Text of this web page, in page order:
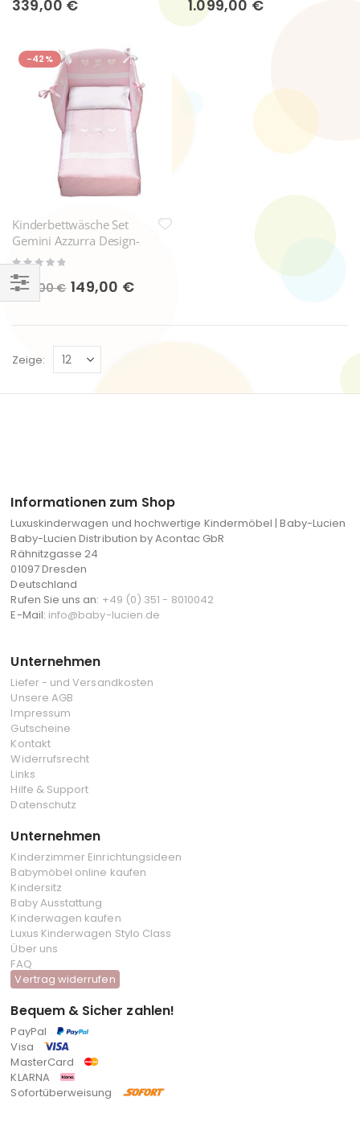
339,00 € 1.099,00 €
-42%
Kinderbettwäsche Set
Gemini Azzurra Design-
Pink
Rating:
0%
256,00 € Sonderpreis
149,00 €
Zeige
Einkaufsoptionen
Informationen zum Shop
Luxuskinderwagen und hochwertige Kindermöbel | Baby-Lucien
Baby-Lucien Distribution by Acontac GbR
Rähnitzgasse 24
01097 Dresden
Deutschland
Rufen Sie uns an: +49 (0) 351 - 8010042
E-Mail: info@baby-lucien.de
Unternehmen
Liefer - und Versandkosten
Unsere AGB
Impressum
Gutscheine
Kontakt
Widerrufsrecht
Links
Hilfe & Support
Datenschutz
Unternehmen
Kinderzimmer Einrichtungsideen
Babymöbel online kaufen
Kindersitz
Baby Ausstattung
Kinderwagen kaufen
Luxus Kinderwagen Stylo Class
Über uns
FAQ
Vertrag widerrufen
Bequem & Sicher zahlen!
PayPal
Visa
MasterCard
KLARNA
Sofortüberweisung